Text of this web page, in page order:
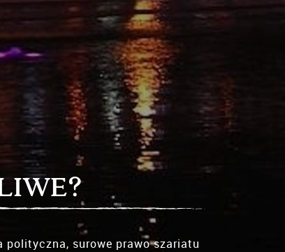
polityczna, surowe prawo szariatu